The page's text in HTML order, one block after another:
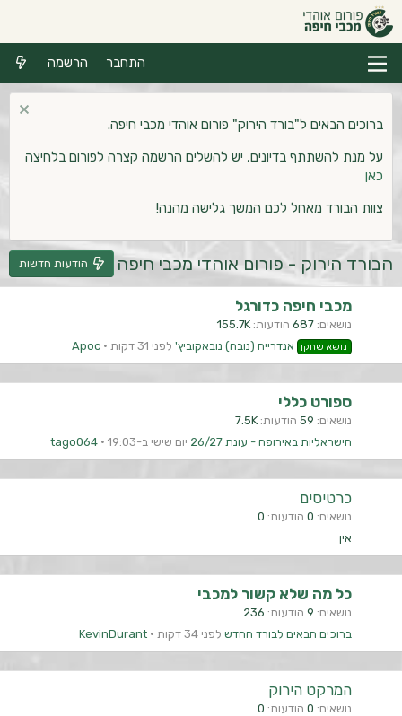
התחבר הרשמה
ברוכים הבאים ל"בורד הירוק" פורום אוהדי מכבי חיפה.
על מנת להשתתף בדיונים, יש להשלים הרשמה קצרה לפורום בלחיצה
כאן
צוות הבורד מאחל לכם המשך גלישה מהנה!
הבורד הירוק - פורום אוהדי מכבי חיפה הודעות חדשות
מכבי חיפה כדורגל
נושאים 687 הודעות 155.7K
נושא שחקן אנדרייה (נובה) נובאקוביץ' לפני 31 דקות Apoc
ספורט כללי
נושאים 59 הודעות 7.5K
הישראליות באירופה - עונת 26/27
יום שישי ב-19:03 tago064
כרטיסים
נושאים 0 הודעות 0
אין
כל מה שלא קשור למכבי
נושאים 9 הודעות 236
ברוכים הבאים לבורד החדש לפני 34 דקות KevinDurant
המרקט הירוק
נושאים 0 הודעות 0